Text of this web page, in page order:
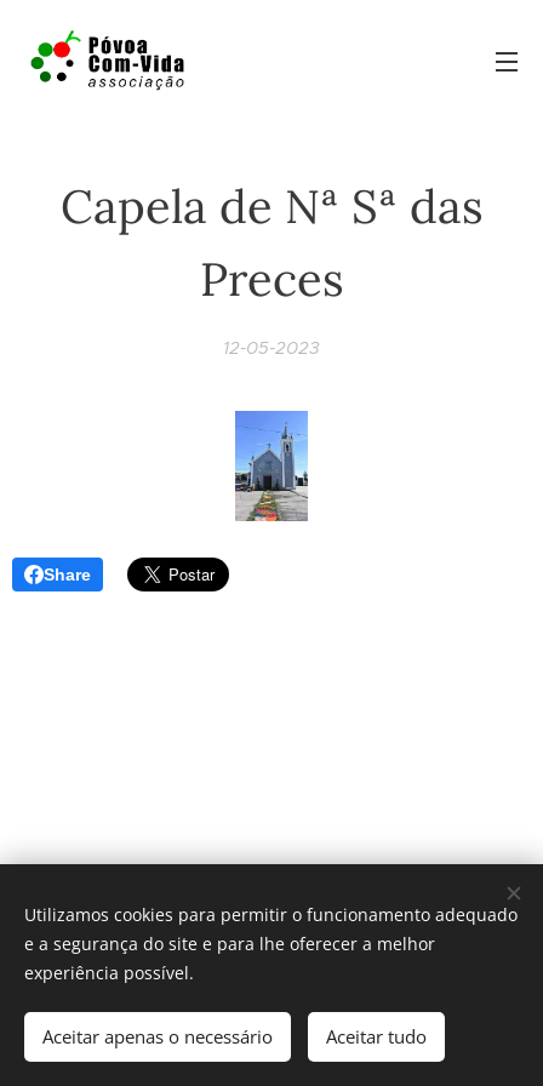
Capela de Nª Sª das
Preces
12-05-2023
Share
Desenvolvido porWebnode Cookies
Utilizamos cookies para permitir o funcionamento adequado
e a segurança do site e para lhe oferecer a melhor
experiência possível.
Aceitar apenas o necessário Aceitar tudo